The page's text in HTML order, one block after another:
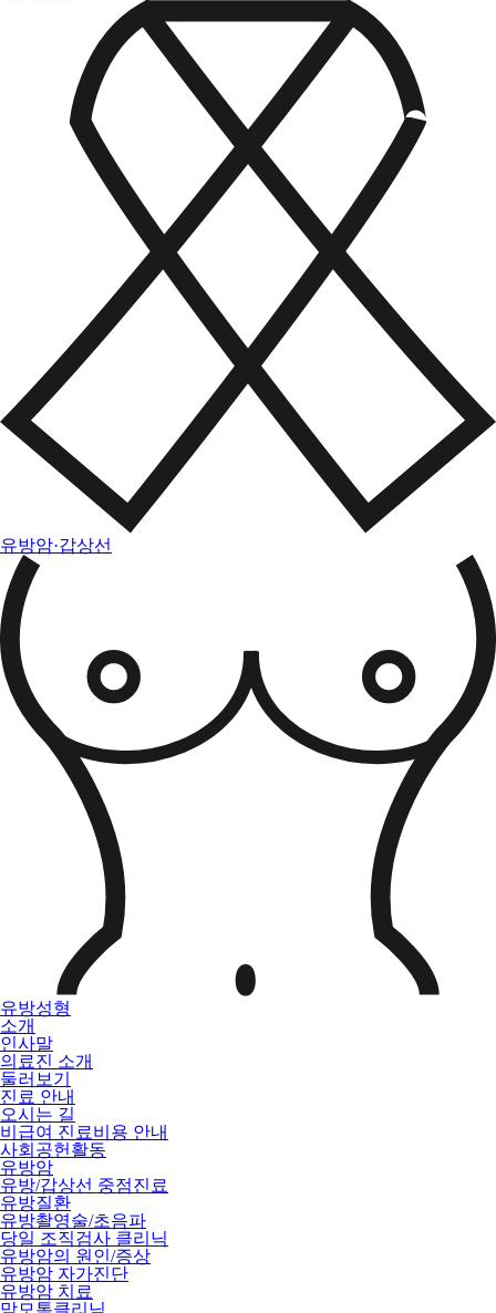
유방암·갑상선
유방성형
소개
인사말
의료진 소개
둘러보기
진료 안내
오시는 길
비급여 진료비용 안내
사회공헌활동
유방암
유방/갑상선 중점진료
유방질환
유방촬영술/초음파
당일 조직검사 클리닉
유방암의 원인/증상
유방암 자가진단
유방암 치료